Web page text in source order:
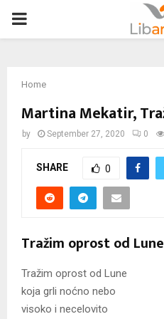
PRIMARY
Home
Martina Mekatir,
by September 27, 2020 0
SHARE 0
Tražim oprost od Lune
Tražim oprost od Lune
koja grli noćno nebo
visoko i necelovito